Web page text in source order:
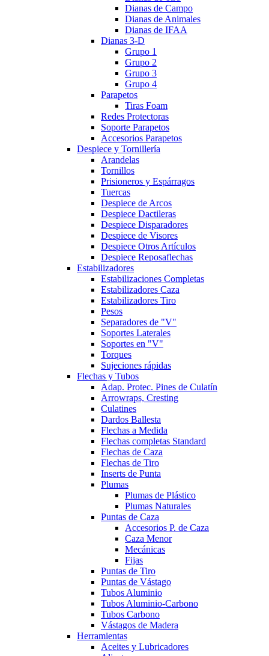
Dianas de Campo
Dianas de Animales
Dianas de IFAA
Dianas 3-D
Grupo 1
Grupo 2
Grupo 3
Grupo 4
Parapetos
Tiras Foam
Redes Protectoras
Soporte Parapetos
Accesorios Parapetos
Despiece y Tornillería
Arandelas
Tornillos
Prisioneros y Espárragos
Tuercas
Despiece de Arcos
Despiece Dactileras
Despiece Disparadores
Despiece de Visores
Despiece Otros Artículos
Despiece Reposaflechas
Estabilizadores
Estabilizaciones Completas
Estabilizadores Caza
Estabilizadores Tiro
Pesos
Separadores de "V"
Soportes Laterales
Soportes en "V"
Torques
Sujeciones rápidas
Flechas y Tubos
Adap. Protec. Pines de Culatín
Arrowraps, Cresting
Culatines
Dardos Ballesta
Flechas a Medida
Flechas completas Standard
Flechas de Caza
Flechas de Tiro
Inserts de Punta
Plumas
Plumas de Plástico
Plumas Naturales
Puntas de Caza
Accesorios P. de Caza
Caza Menor
Mecánicas
Fijas
Puntas de Tiro
Puntas de Vástago
Tubos Aluminio
Tubos Aluminio-Carbono
Tubos Carbono
Vástagos de Madera
Herramientas
Aceites y Lubricadores